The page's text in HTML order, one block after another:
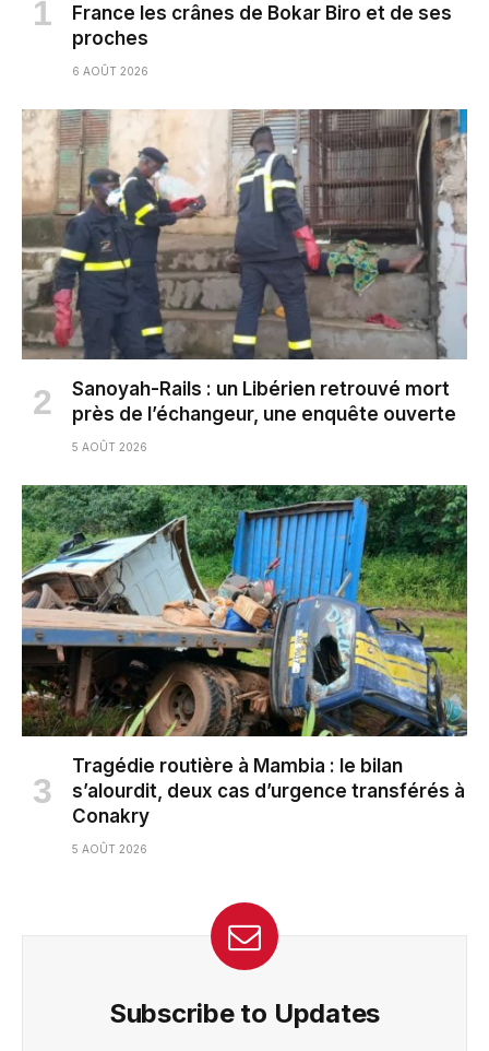
France les crânes de Bokar Biro et de ses
proches
6 AOÛT 2026
Sanoyah-Rails : un Libérien retrouvé mort
près de l’échangeur, une enquête ouverte
5 AOÛT 2026
Tragédie routière à Mambia : le bilan
s’alourdit, deux cas d’urgence transférés à
Conakry
5 AOÛT 2026
Subscribe to Updates